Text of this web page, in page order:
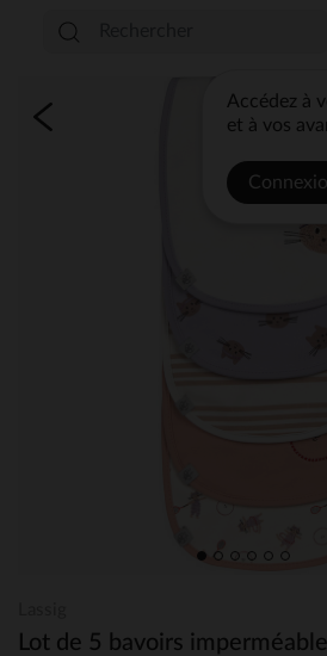
Accédez à
et à vos
Lot de 5 bavoirs